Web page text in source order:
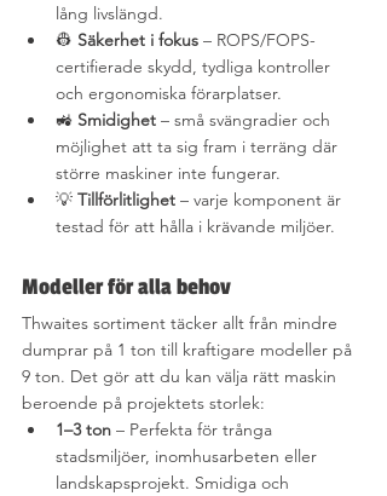
lång livslängd.
👷 Säkerhet i fokus – ROPS/FOPS-
certifierade skydd, tydliga kontroller
och ergonomiska förarplatser.
🚜 Smidighet – små svängradier och
möjlighet att ta sig fram i terräng där
större maskiner inte fungerar.
💡 Tillförlitlighet – varje komponent är
testad för att hålla i krävande miljöer.
Modeller för alla behov
Thwaites sortiment täcker allt från mindre
dumprar på 1 ton till kraftigare modeller på
9 ton. Det gör att du kan välja rätt maskin
beroende på projektets storlek:
1–3 ton – Perfekta för trånga
stadsmiljöer, inomhusarbeten eller
landskapsprojekt. Smidiga och